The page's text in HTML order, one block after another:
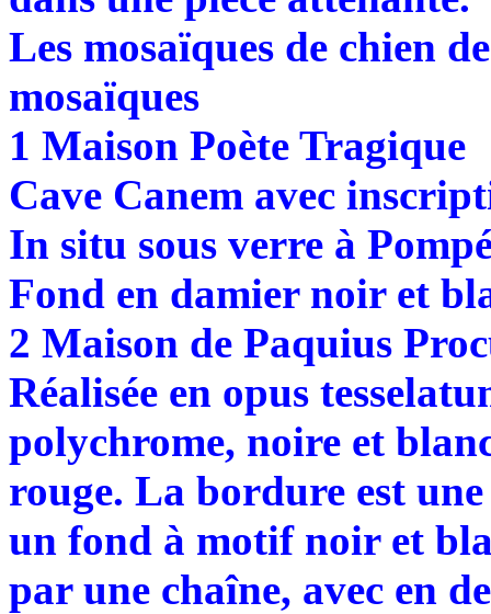
Les mosaïques de chien
mosaïques
1 Maison Poète Tragique
Cave Canem avec
In situ sous verre à
Fond en damier noir et
2 Maison de Paquius
Réalisée en opus
polychrome, noire et
rouge. La bordure est
un fond à motif noir et
par une chaîne, avec en